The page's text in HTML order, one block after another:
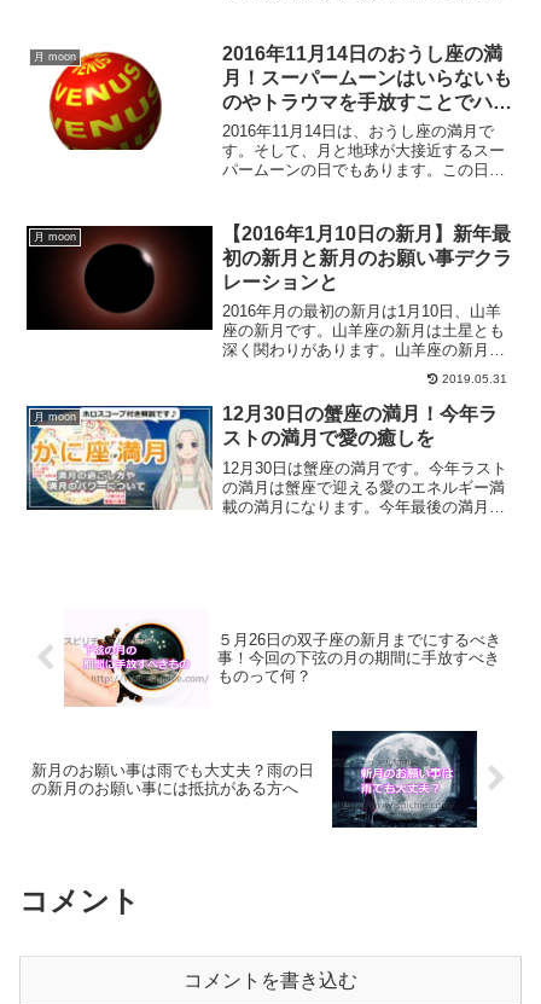
いてご紹介していきます。
月 moon
2016年11月14日のおうし座の満
月！スーパームーンはいらないも
のやトラウマを手放すことでハッ
ピーに
2016年11月14日は、おうし座の満月で
す。そして、月と地球が大接近するスー
パームーンの日でもあります。この日
最適な日です。おうし座のエネルギーに
邪魔されずに、いらないものを手放すこ
とができるはずです。
月 moon
【2016年1月10日の新月】新年最
初の新月と新月のお願い事デクラ
レーションと
2016年月の最初の新月は1月10日、山羊
座の新月です。山羊座の新月は土星とも
深く関わりがあります。山羊座の新月に
ふさわしいお願い事、新年最初の新月に
するべき事、新月のお願い事であるデク
ラレーションについて解説していきま
す。
2019.05.31
月 moon
12月30日の蟹座の満月！今年ラ
ストの満月で愛の癒しを
12月30日は蟹座の満月です。今年ラスト
の満月は蟹座で迎える愛のエネルギー満
載の満月になります。今年最後の満月に
５月26日の双子座の新月までにするべき
事！今回の下弦の月の期間に手放すべき
ものって何？
新月のお願い事は雨でも大丈夫？雨の日
の新月のお願い事には抵抗がある方へ
コメント
コメントを書き込む